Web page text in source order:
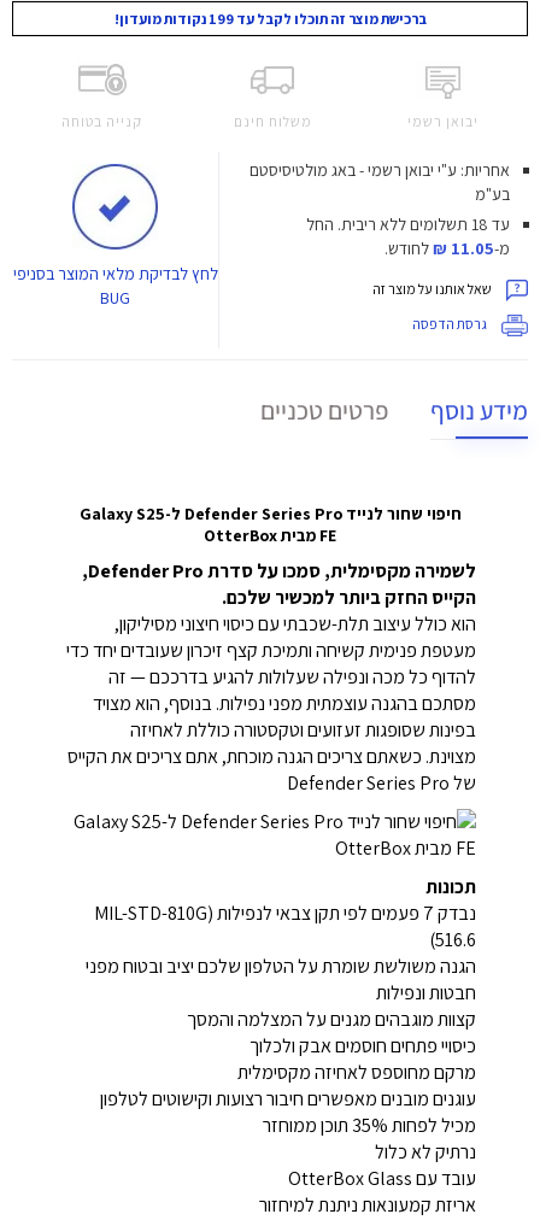
ברכישת מוצר זה תוכלו לקבל עד 199 נקודות מועדון!
יבואן רשמי משלוח חינם קנייה בטוחה
אחריות: ע"י יבואן רשמי - באג מולטיסיסטם
בע"מ
עד 18 תשלומים ללא ריבית.
החל
מ-11.05 ₪ לחודש.
שאל אותנו על מוצר זה
גרסת הדפסה
לחץלבדיקת מלאי המוצר בסניפי
BUG
מידע נוסף פרטים טכניים
חיפוי שחור לנייד Defender Series Pro ל-Galaxy S25
FE מבית OtterBox
לשמירה מקסימלית, סמכו על סדרת Defender Pro,
הקייס החזק ביותר למכשיר שלכם.
הוא כולל עיצוב תלת-שכבתי עם כיסוי חיצוני מסיליקון,
מעטפת פנימית קשיחה ותמיכת קצף זיכרון שעובדים יחד כדי
להדוף כל מכה ונפילה שעלולות להגיע בדרככם — זה
מסתכם בהגנה עוצמתית מפני נפילות. בנוסף, הוא מצויד
בפינות שסופגות זעזועים וטקסטורה כוללת לאחיזה
מצוינת. כשאתם צריכים הגנה מוכחת, אתם צריכים את הקייס
של Defender Series Pro
תכונות
נבדק 7 פעמים לפי תקן צבאי לנפילות (MIL-STD-810G
516.6)
הגנה משולשת שומרת על הטלפון שלכם יציב ובטוח מפני
חבטות ונפילות
קצוות מוגבהים מגנים על המצלמה והמסך
כיסויי פתחים חוסמים אבק ולכלוך
מרקם מחוספס לאחיזה מקסימלית
עוגנים מובנים מאפשרים חיבור רצועות וקישוטים לטלפון
מכיל לפחות 35% תוכן ממוחזר
נרתיק לא כלול
עובד עם OtterBox Glass
אריזת קמעונאות ניתנת למיחזור